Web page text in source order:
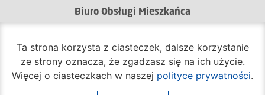
Biuro Obsługi Mieszkańca
godz.7:30 – 16:30
Pozostałe wydziały
poniedziałek – piątek
godz.7:30 – 15:30
Ta strona korzysta z ciasteczek, dalsze korzystanie
ze strony oznacza, że zgadzasz się na ich użycie.
Więcej o ciasteczkach w naszej polityce prywatności.